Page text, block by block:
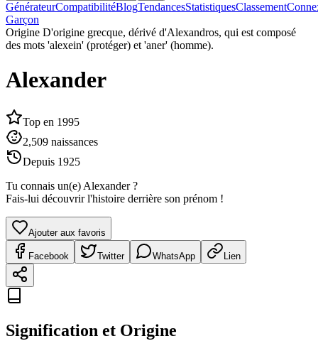
GénérateurCompatibilitéBlogTendancesStatistiquesClassement
Garçon
Origine D'origine grecque, dérivé d'Alexandros, qui est composé
des mots 'alexein' (protéger) et 'aner' (homme).
Alexander
Top en 1995
2,509 naissances
Depuis 1925
Tu connais un(e) Alexander?
Fais-lui découvrir l'histoire derrière son prénom !
Ajouter aux favoris
Facebook Twitter WhatsApp Lien
Signification et Origine